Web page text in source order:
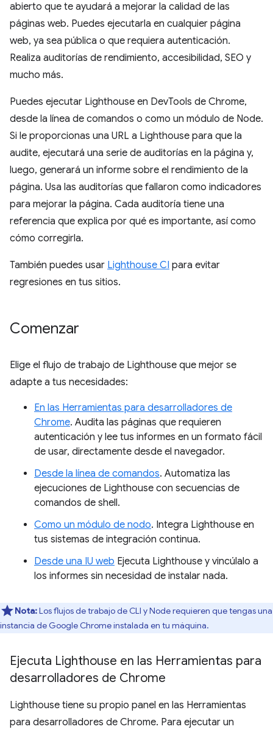
abierto que te ayudará a mejorar la calidad de las
páginas web. Puedes ejecutarla en cualquier página
web, ya sea pública o que requiera autenticación.
Realiza auditorías de rendimiento, accesibilidad, SEO y
mucho más.
Puedes ejecutar Lighthouse en DevTools de Chrome,
desde la línea de comandos o como un módulo de Node.
Si le proporcionas una URL a Lighthouse para que la
audite, ejecutará una serie de auditorías en la página y,
luego, generará un informe sobre el rendimiento de la
página. Usa las auditorías que fallaron como indicadores
para mejorar la página. Cada auditoría tiene una
referencia que explica por qué es importante, así como
cómo corregirla.
También puedes usar Lighthouse CI para evitar
regresiones en tus sitios.
Comenzar
Elige el flujo de trabajo de Lighthouse que mejor se
adapte a tus necesidades:
En las Herramientas para desarrolladores de
Chrome. Audita las páginas que requieren
autenticación y lee tus informes en un formato fácil
de usar, directamente desde el navegador.
Desde la línea de comandos. Automatiza las
ejecuciones de Lighthouse con secuencias de
comandos de shell.
Como un módulo de nodo. Integra Lighthouse en
tus sistemas de integración continua.
Desde una IU web Ejecuta Lighthouse y vincúlalo a
los informes sin necesidad de instalar nada.
Nota:Los flujos de trabajo de CLI y Node requieren que tengas una
instancia de Google Chrome instalada en tu máquina.
Ejecuta Lighthouse en las Herramientas para
desarrolladores de Chrome
Lighthouse tiene su propio panel en las Herramientas
para desarrolladores de Chrome. Para ejecutar un